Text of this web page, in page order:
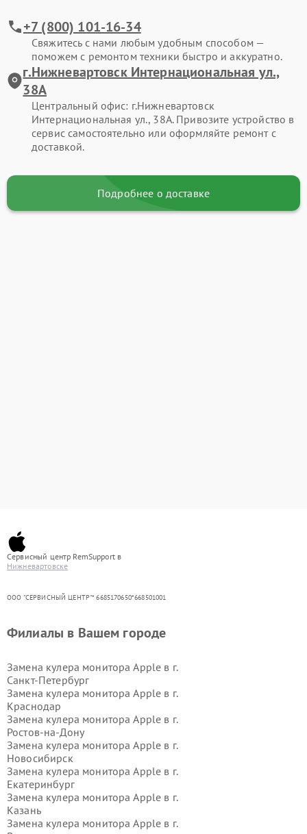
+7 (800) 101-16-34
Свяжитесь с нами любым удобным способом —
поможем с ремонтом техники быстро и аккуратно.
г.Нижневартовск Интернациональная ул.,
38А
Центральный офис: г.Нижневартовск
Интернациональная ул., 38А. Привозите устройство в
сервис самостоятельно или оформляйте ремонт с
доставкой.
Подробнее о доставке
Сервисный центр RemSupport в
Нижневартовске
ООО "СЕРВИСНЫЙ ЦЕНТР"* 6685170650*668501001
Филиалы в Вашем городе
Замена кулера монитора Apple в г.
Санкт-Петербург
Замена кулера монитора Apple в г.
Краснодар
Замена кулера монитора Apple в г.
Ростов-на-Дону
Замена кулера монитора Apple в г.
Новосибирск
Замена кулера монитора Apple в г.
Екатеринбург
Замена кулера монитора Apple в г.
Казань
Замена кулера монитора Apple в г.